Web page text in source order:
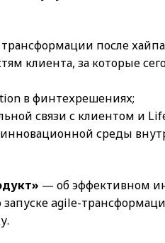
после
клиента, за которые
в финтехрешениях;
связи с клиентом и
среды
— об эффективном
agile-